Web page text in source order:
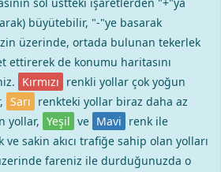
büyütebilir, "-"ye basarak
üzerinde, ortada bulunan tekerlek
de konumu haritasını
Kırmızı renkli yollar çok yoğun
Sarı renkteki yollar biraz daha az
yollar, Yeşil ve Mavi renk ile
sakin akıcı trafiğe sahip olan yolları
fareniz ile durduğunuzda o